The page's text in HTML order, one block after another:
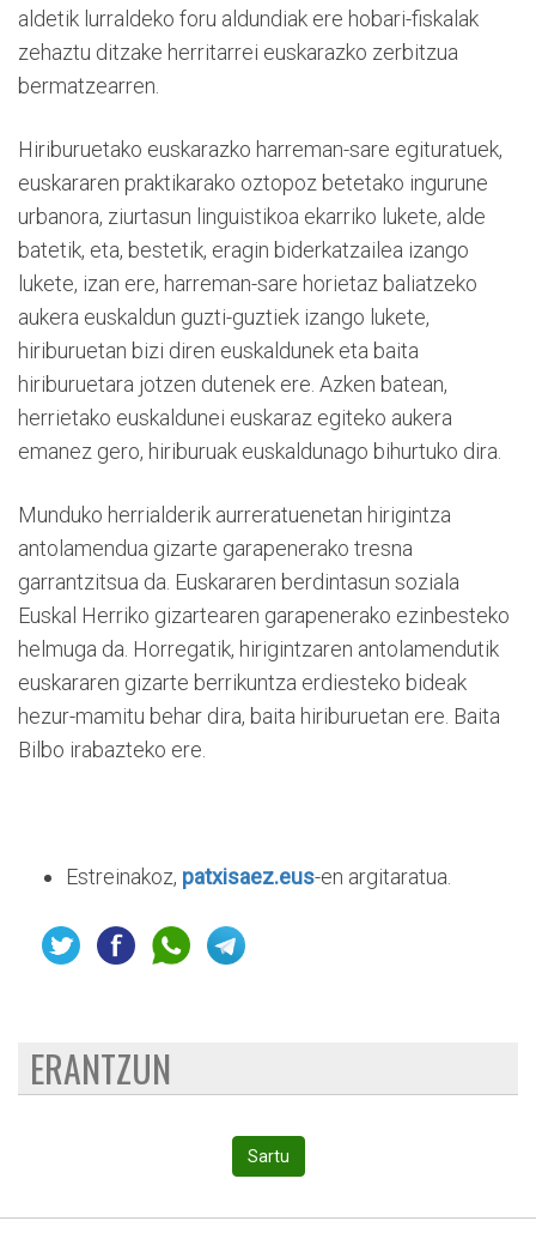
aldetik lurraldeko foru aldundiak ere hobari-fiskalak
zehaztu ditzake herritarrei euskarazko zerbitzua
bermatzearren.
Hiriburuetako euskarazko harreman-sare egituratuek,
euskararen praktikarako oztopoz betetako ingurune
urbanora, ziurtasun linguistikoa ekarriko lukete, alde
batetik, eta, bestetik, eragin biderkatzailea izango
lukete, izan ere, harreman-sare horietaz baliatzeko
aukera euskaldun guzti-guztiek izango lukete,
hiriburuetan bizi diren euskaldunek eta baita
hiriburuetara jotzen dutenek ere. Azken batean,
herrietako euskaldunei euskaraz egiteko aukera
emanez gero, hiriburuak euskaldunago bihurtuko dira.
Munduko herrialderik aurreratuenetan hirigintza
antolamendua gizarte garapenerako tresna
garrantzitsua da. Euskararen berdintasun soziala
Euskal Herriko gizartearen garapenerako ezinbesteko
helmuga da. Horregatik, hirigintzaren antolamendutik
euskararen gizarte berrikuntza erdiesteko bideak
hezur-mamitu behar dira, baita hiriburuetan ere. Baita
Bilbo irabazteko ere.
Estreinakoz, patxisaez.eus-en argitaratua.
ERANTZUN
Sartu